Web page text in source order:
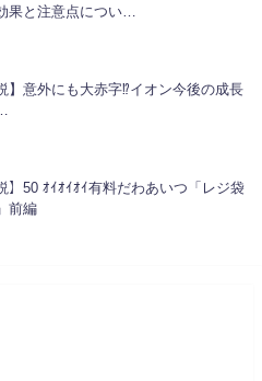
果と注意点につい…
】意外にも大赤字⁉︎イオン今後の成長
】50 ｵｲｵｲｵｲ有料だわあいつ「レジ袋
前編